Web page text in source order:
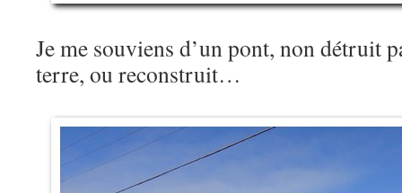
Je me souviens d’un pont, non détruit
terre, ou reconstruit…